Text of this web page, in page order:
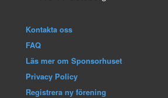
Kontakta oss
FAQ
Läs mer om Sponsorhuset
Privacy Policy
Registrera ny förening